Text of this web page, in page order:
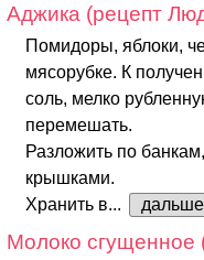
Аджика (рецепт
Помидоры, яблоки,
мясорубке. К
соль, мелко
перемешать.
Разложить по
крышками.
Хранить в...
дальше
Молоко